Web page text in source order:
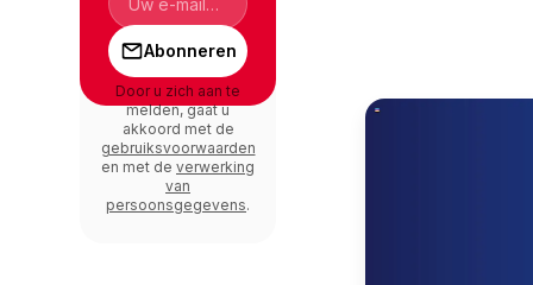
Abonneren
Door u zich aan te
melden, gaat u
akkoord met de
gebruiksvoorwaarden
en met de verwerking
van
persoonsgegevens.